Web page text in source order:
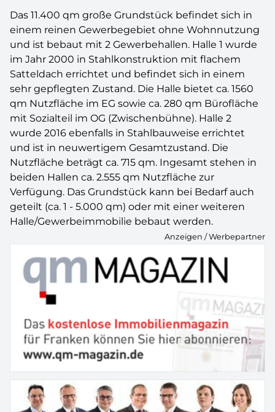
Das 11.400 qm große Grundstück befindet sich in
einem reinen Gewerbegebiet ohne Wohnnutzung
und ist bebaut mit 2 Gewerbehallen. Halle 1 wurde
im Jahr 2000 in Stahlkonstruktion mit flachem
Satteldach errichtet und befindet sich in einem
sehr gepflegten Zustand. Die Halle bietet ca. 1560
qm Nutzfläche im EG sowie ca. 280 qm Bürofläche
mit Sozialteil im OG (Zwischenbühne). Halle 2
wurde 2016 ebenfalls in Stahlbauweise errichtet
und ist in neuwertigem Gesamtzustand. Die
Nutzfläche beträgt ca. 715 qm. Ingesamt stehen in
beiden Hallen ca. 2.555 qm Nutzfläche zur
Verfügung. Das Grundstück kann bei Bedarf auch
geteilt (ca. 1 - 5.000 qm) oder mit einer weiteren
Halle/Gewerbeimmobilie bebaut werden.
Anzeigen / Werbepartner